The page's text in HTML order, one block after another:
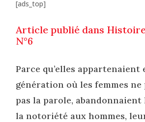
[ads_top]
Article publié dans
N°6
Parce qu’elles appartenaient
génération où les femmes
pas la parole,
la notoriété aux hommes,